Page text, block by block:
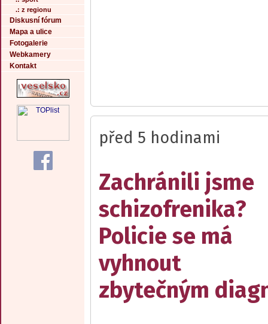
.: z regionu
Diskusní fórum
Mapa a ulice
Fotogalerie
Webkamery
Kontakt
před 5 hodinami
Zachránili jsme
schizofrenika?
Policie se má
vyhnout
zbytečným